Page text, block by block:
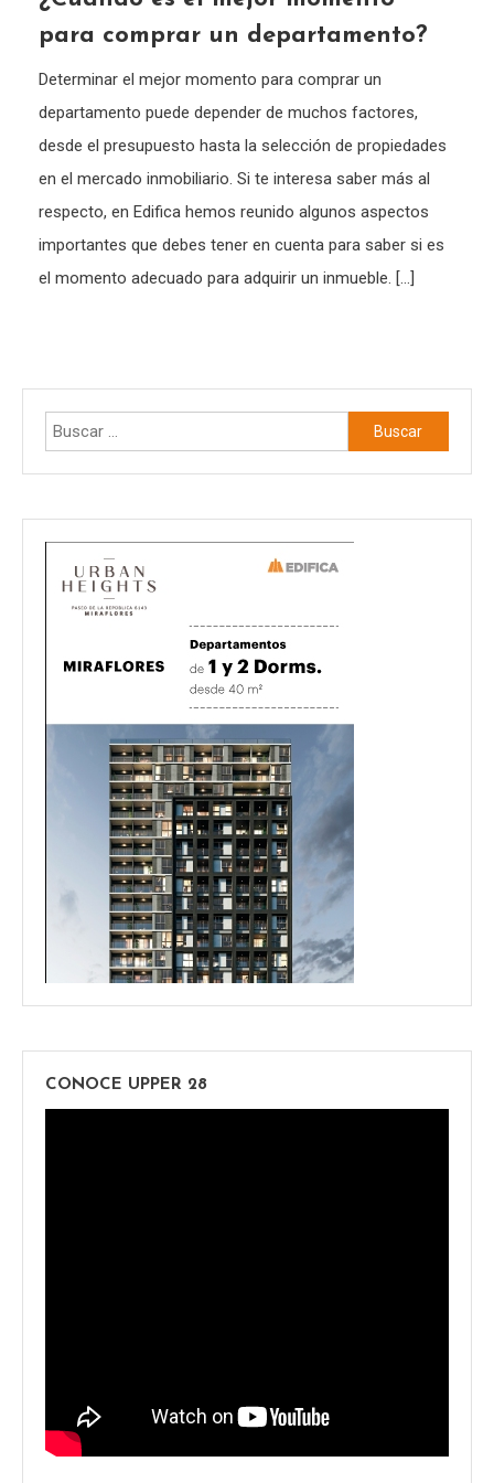
para comprar un departamento?
Determinar el mejor momento para comprar un
departamento puede depender de muchos factores,
desde el presupuesto hasta la selección de propiedades
en el mercado inmobiliario. Si te interesa saber más al
respecto, en Edifica hemos reunido algunos aspectos
importantes que debes tener en cuenta para saber si es
el momento adecuado para adquirir un inmueble. […]
Buscar:
CONOCE UPPER 28